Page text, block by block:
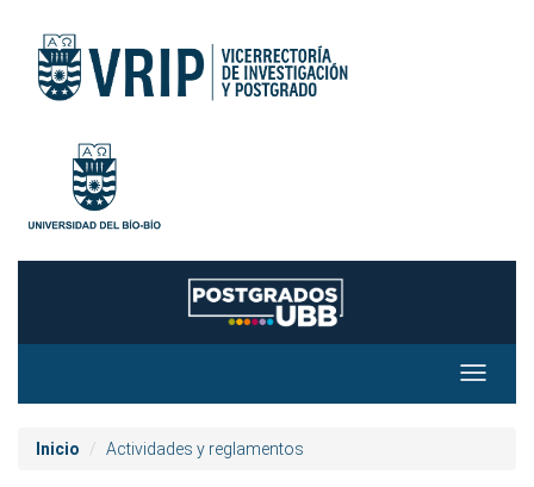
Toggle
Inicio Actividades y reglamentos